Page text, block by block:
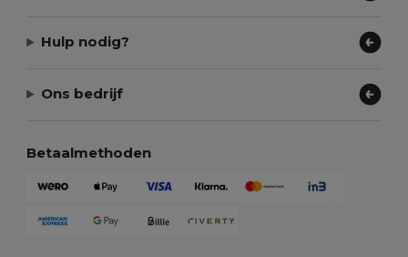
Hulp nodig?
Ons bedrijf
Betaalmethoden